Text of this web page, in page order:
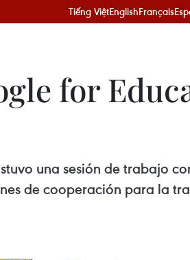
Tiếng ViệtEnglishFrançais
for
una sesión de trabajo
de cooperación para la